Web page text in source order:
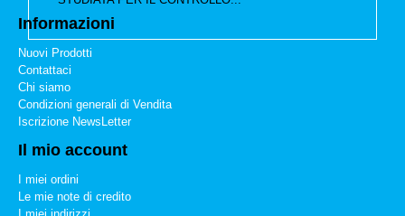
Informazioni
Nuovi Prodotti
Contattaci
Chi siamo
Condizioni generali di Vendita
Iscrizione NewsLetter
Il mio account
I miei ordini
Le mie note di credito